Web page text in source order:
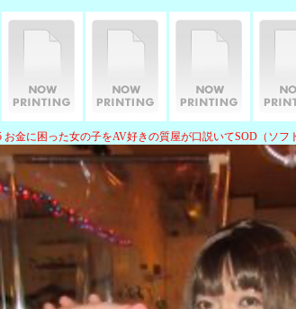
お金に困った女の子をAV好きの質屋が口説いてSOD（ソフ